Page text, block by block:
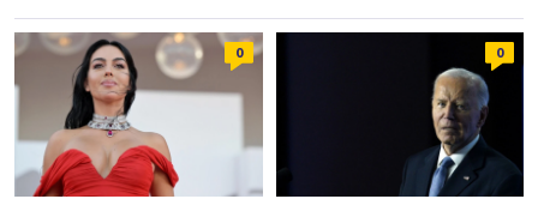
0 0